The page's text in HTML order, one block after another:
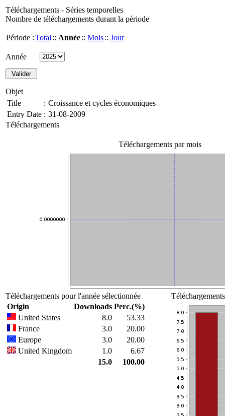
Téléchargements - Séries temporelles
Nombre de téléchargements durant la période
Période :Total :: Année:: Mois:: Jour
Année
Objet
Title
: Croissance et cycles économiques
Entry Date : 31-08-2009
Téléchargements
Téléchargements par mois
Téléchargements pour l'année sélectionnée
Origin
Downloads Perc.(%)
United States
8.0
53.33
France
3.0
20.00
Europe
3.0
20.00
United Kingdom
1.0
6.67
15.0
100.00